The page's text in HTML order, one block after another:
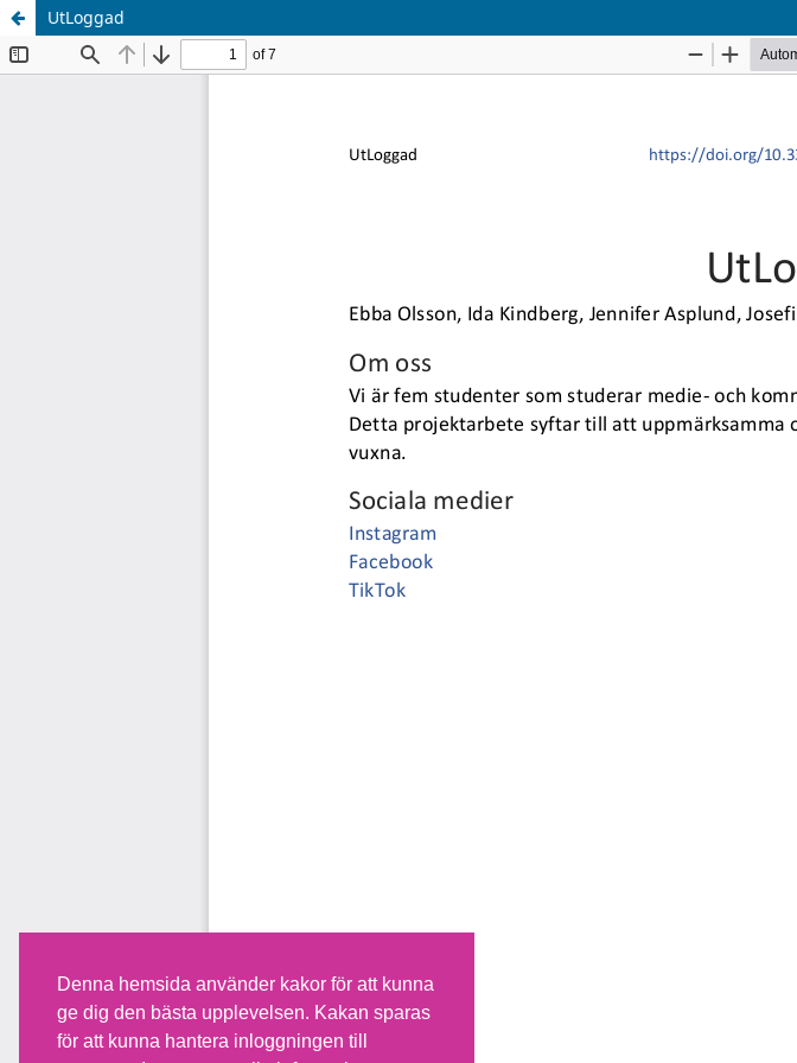
Denna hemsida använder kakor för att kunna
ge dig den bästa upplevelsen. Kakan sparas
för att kunna hantera inloggningen till
UtLoggad